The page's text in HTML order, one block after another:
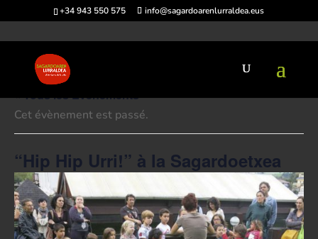
+34 943 550 575 info@sagardoarenlurraldea.eus
« Tous les Évènements
Cet évènement est passé.
“Hip Hip Urri!” à la Sagardoetxea